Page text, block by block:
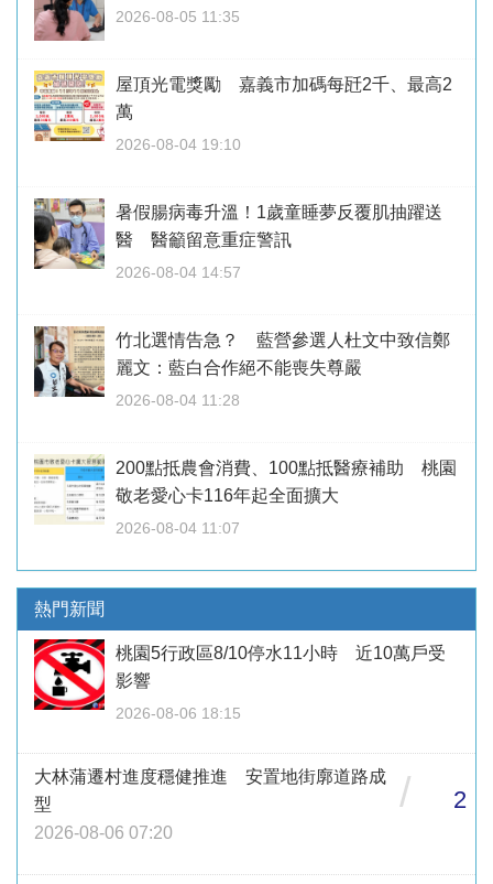
2026-08-05 11:35
屋頂光電獎勵 嘉義市加碼每瓩2千、最高2
萬
2026-08-04 19:10
暑假腸病毒升溫！1歲童睡夢反覆肌抽躍送
醫 醫籲留意重症警訊
2026-08-04 14:57
竹北選情告急？ 藍營參選人杜文中致信鄭
麗文：藍白合作絕不能喪失尊嚴
2026-08-04 11:28
200點抵農會消費、100點抵醫療補助 桃園
敬老愛心卡116年起全面擴大
2026-08-04 11:07
熱門新聞
桃園5行政區8/10停水11小時 近10萬戶受
影響
2026-08-06 18:15
大林蒲遷村進度穩健推進 安置地街廓道路成
型
2026-08-06 07:20
/ 2